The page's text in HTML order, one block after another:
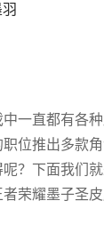
中一直都有各
位推出多款
？下面我们
荣耀墨子圣皮